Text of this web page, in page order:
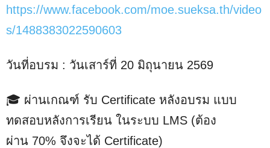
https://www.facebook.com/moe.sueksa.th/video
s/1488383022590603
วันที่อบรม : วันเสาร์ที่ 20 มิถุนายน 2569
🎓 ผ่านเกณฑ์ รับ Certificate หลังอบรม แบบ
ทดสอบหลังการเรียน ในระบบ LMS (ต้อง
ผ่าน 70% จึงจะได้ Certificate)